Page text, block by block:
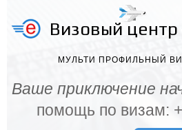
Визовый центр
МУЛЬТИ ПРОФИЛЬНЫЙ
Ваше приключение
помощь по визам: